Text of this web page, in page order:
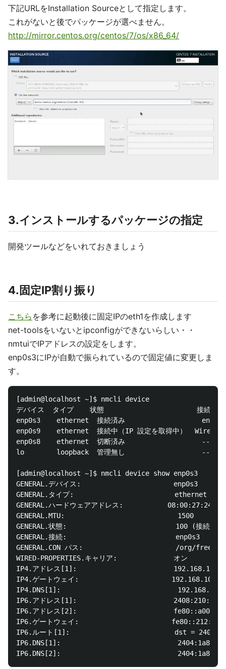
下記URLをInstallation Sourceとして指定します。
これがないと後でパッケージが選べません。
http://mirror.centos.org/centos/7/os/x86_64/
3.インストールするパッケージの指定
開発ツールなどをいれておきましょう
4.固定IP割り振り
こちら を参考に起動後に固定IPのeth1を作成します
net-toolsをいないとipconfigができないらしい・・
nmtuiでIPアドレスの設定をします。
enp0s3にIPが自動で振られているので固定値に変更しま
す。
[admin@localhost ~]$ nmcli device
デバイス  タイプ    状態                       接続
enp0s3    ethernet  接続済み                   enp0s3
enp0s9    ethernet  接続中（IP 設定を取得中）  Wired
enp0s8    ethernet  切断済み                   --
lo        loopback  管理無し                   --
[admin@localhost ~]$ nmcli device show enp0s3
GENERAL.デバイス:                       enp0s3
GENERAL.タイプ:                         ethernet
GENERAL.ハードウェアアドレス:
GENERAL.MTU:                            1500
GENERAL.状態:                           100 (接続済み
GENERAL.接続:                           enp0s3
GENERAL.CON パス:                       /org/
WIRED-PROPERTIES.キャリア:              オン
IP4.アドレス[1]:                        192.168.10.5/
IP4.ゲートウェイ:                       192.168.10.1
IP4.DNS[1]:                             192.168.10.1
IP6.アドレス[1]:
IP6.アドレス[2]:
IP6.ゲートウェイ:
IP6.ルート[1]:                          dst =
IP6.DNS[1]: